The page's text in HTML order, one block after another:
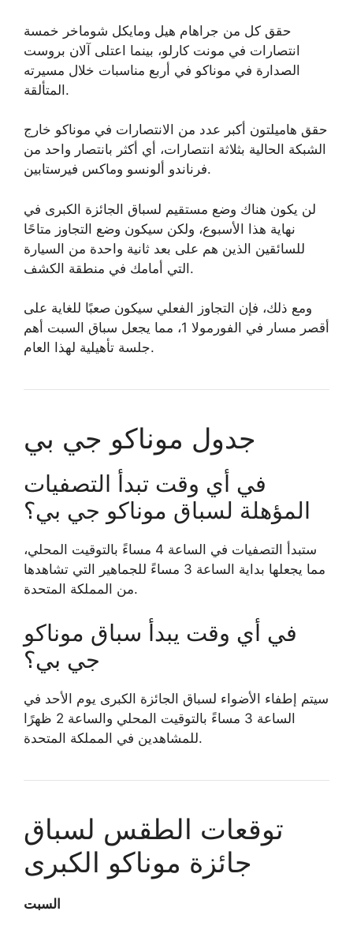
حقق كل من جراهام هيل ومايكل شوماخر خمسة
انتصارات في مونت كارلو، بينما اعتلى آلان بروست
الصدارة في موناكو في أربع مناسبات خلال مسيرته
المتألقة.
حقق هاميلتون أكبر عدد من الانتصارات في موناكو خارج
الشبكة الحالية بثلاثة انتصارات، أي أكثر بانتصار واحد من
فرناندو ألونسو وماكس فيرستابين.
لن يكون هناك وضع مستقيم لسباق الجائزة الكبرى في
نهاية هذا الأسبوع، ولكن سيكون وضع التجاوز متاحًا
للسائقين الذين هم على بعد ثانية واحدة من السيارة
التي أمامك في منطقة الكشف.
ومع ذلك، فإن التجاوز الفعلي سيكون صعبًا للغاية على
أقصر مسار في الفورمولا 1، مما يجعل سباق السبت أهم
جلسة تأهيلية لهذا العام.
جدول موناكو جي بي
في أي وقت تبدأ التصفيات
المؤهلة لسباق موناكو جي بي؟
ستبدأ التصفيات في الساعة 4 مساءً بالتوقيت المحلي،
مما يجعلها بداية الساعة 3 مساءً للجماهير التي تشاهدها
من المملكة المتحدة.
في أي وقت يبدأ سباق موناكو
جي بي؟
سيتم إطفاء الأضواء لسباق الجائزة الكبرى يوم الأحد في
الساعة 3 مساءً بالتوقيت المحلي والساعة 2 ظهرًا
للمشاهدين في المملكة المتحدة.
توقعات الطقس لسباق
جائزة موناكو الكبرى
السبت